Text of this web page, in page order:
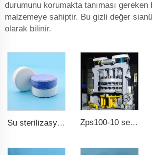
durumunu korumakta tanıması gereken
malzemeye sahiptir. Bu gizli değer
olarak bilinir.
Su sterilizasyonu tcca klor tablet Zps100-10 serisi büyük döner tablet baskı